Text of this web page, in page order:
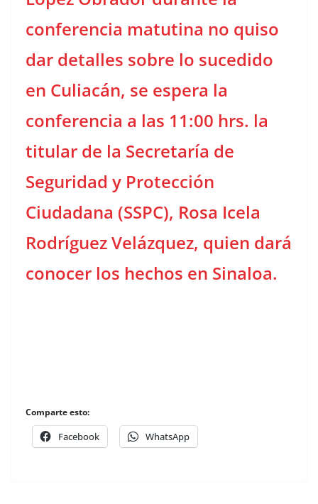
conferencia matutina no quiso
dar detalles sobre lo sucedido
en Culiacán, se espera la
conferencia a las 11:00 hrs. la
titular de la Secretaría de
Seguridad y Protección
Ciudadana (SSPC), Rosa Icela
Rodríguez Velázquez, quien dará
conocer los hechos en Sinaloa.
Comparte esto:
Facebook WhatsApp